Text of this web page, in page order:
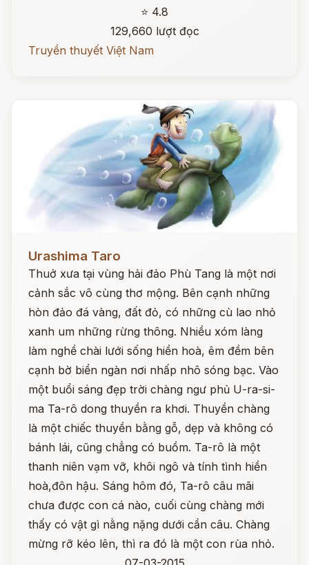
⭐ 4.8
129,660 lượt đọc
Truyền thuyết Việt Nam
Urashima Taro
Thuở xưa tại vùng hải đảo Phù Tang là một nơi
cảnh sắc vô cùng thơ mộng. Bên cạnh những
hòn đảo đá vàng, đất đỏ, có những cù lao nhỏ
xanh um những rừng thông. Nhiều xóm làng
làm nghề chài lưới sống hiền hoà, êm đềm bên
cạnh bờ biển ngàn nơi nhấp nhô sóng bạc. Vào
một buổi sáng đẹp trời chàng ngư phủ U-ra-si-
ma Ta-rô dong thuyền ra khơi. Thuyền chàng
là một chiếc thuyền bằng gỗ, dẹp và không có
bánh lái, cũng chẳng có buồm. Ta-rô là một
thanh niên vạm vỡ, khôi ngô và tính tình hiền
hoà,đôn hậu. Sáng hôm đó, Ta-rô câu mãi
chưa được con cá nào, cuối cùng chàng mới
thấy có vật gì nằng nặng dưới cần câu. Chàng
mừng rỡ kéo lên, thì ra đó là một con rùa nhỏ.